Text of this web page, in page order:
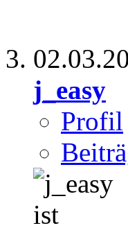
j_easy
Profil